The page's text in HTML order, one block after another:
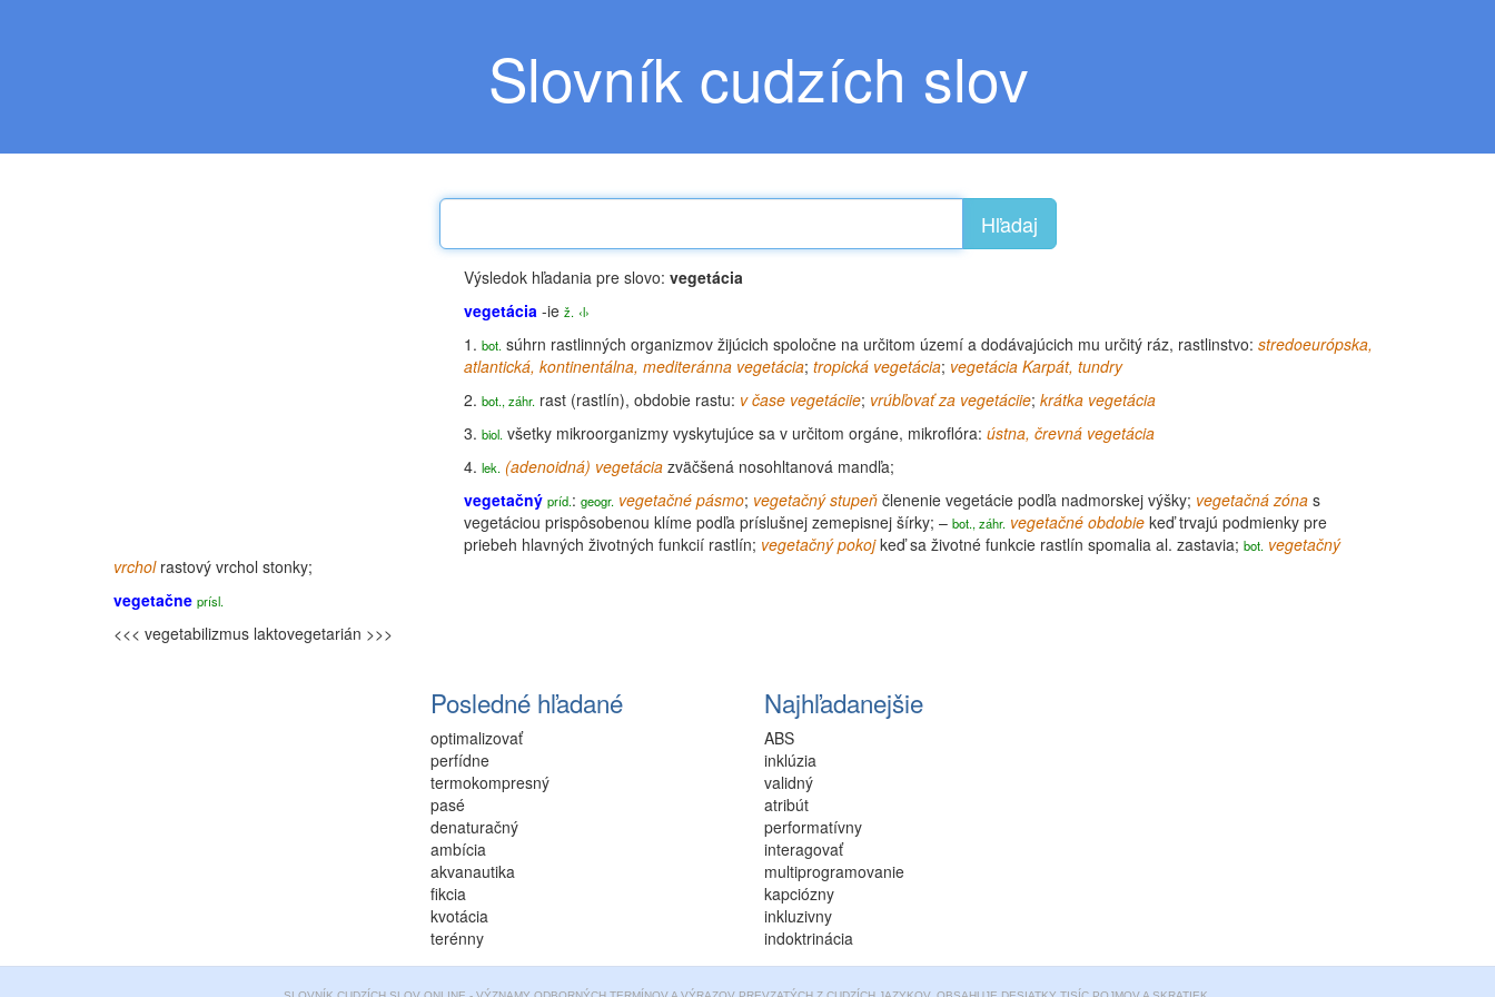
Slovník cudzích slov
Hľadaj
Výsledok hľadania pre slovo: vegetácia
vegetácia -ie ž. ‹l›
1. bot. súhrn rastlinných organizmov žijúcich spoločne na určitom území a dodávajúcich mu určitý ráz, rastlinstvo: stredoeurópska,
atlantická, kontinentálna, mediteránna vegetácia; tropická vegetácia; vegetácia Karpát, tundry
2. bot., záhr. rast (rastlín), obdobie rastu: v čase vegetáciie; vrúbľovať za vegetáciie; krátka vegetácia
3. biol. všetky mikroorganizmy vyskytujúce sa v určitom orgáne, mikroflóra: ústna, črevná vegetácia
4. lek. (adenoidná) vegetácia zväčšená nosohltanová mandľa;
vegetačný príd.: geogr. vegetačné pásmo; vegetačný stupeň členenie vegetácie podľa nadmorskej výšky; vegetačná zóna s
vegetáciou prispôsobenou klíme podľa príslušnej zemepisnej šírky; – bot., záhr. vegetačné obdobie keď trvajú podmienky pre
priebeh hlavných životných funkcií rastlín; vegetačný pokojkeď sa životné funkcie rastlín spomalia al. zastavia; bot. vegetačný
vrcholrastový vrchol stonky;
vegetačne prísl.
<<< vegetabilizmus laktovegetarián >>>
Posledné hľadané
optimalizovať
perfídne
termokompresný
pasé
denaturačný
ambícia
akvanautika
fikcia
kvotácia
terénny
Najhľadanejšie
ABS
inklúzia
validný
atribút
performatívny
interagovať
multiprogramovanie
kapciózny
inkluzivny
indoktrinácia